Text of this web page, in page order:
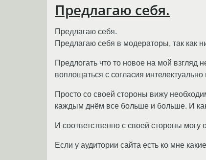
Предлагаю себя.
Предлагаю себя.
Предлагаю себя в модераторы, так как
Предлогать что то новое на мой
воплощаться с согласия
Просто со своей стороны вижу
каждым днём все больше и больше. И
И соответственно с своей стороны
Если у аудитории сайта есть ко мне